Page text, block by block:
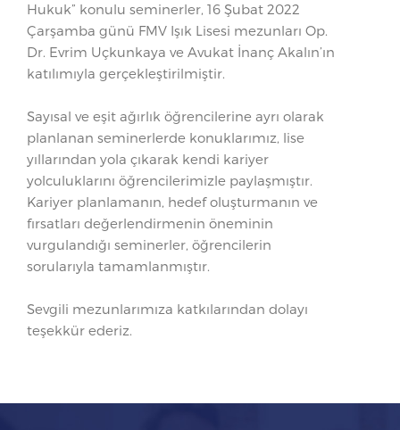
Hukuk” konulu seminerler, 16 Şubat 2022
Çarşamba günü FMV Işık Lisesi mezunları Op.
Dr. Evrim Uçkunkaya ve Avukat İnanç Akalın’ın
katılımıyla gerçekleştirilmiştir.
Sayısal ve eşit ağırlık öğrencilerine ayrı olarak
planlanan seminerlerde konuklarımız, lise
yıllarından yola çıkarak kendi kariyer
yolculuklarını öğrencilerimizle paylaşmıştır.
Kariyer planlamanın, hedef oluşturmanın ve
fırsatları değerlendirmenin öneminin
vurgulandığı seminerler, öğrencilerin
sorularıyla tamamlanmıştır.
Sevgili mezunlarımıza katkılarından dolayı
teşekkür ederiz.